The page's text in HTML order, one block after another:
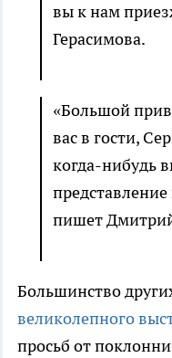
вы к нам
Герасимова.
«Большой
вас в гости,
когда-нибудь
пишет
Большинство
великолепного
просьб от